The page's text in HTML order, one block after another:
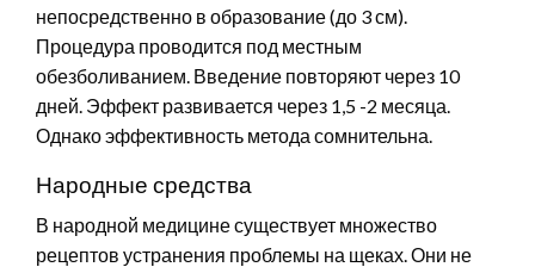
непосредственно в образование (до 3 см).
Процедура проводится под местным
обезболиванием. Введение повторяют через 10
дней. Эффект развивается через 1,5 -2 месяца.
Однако эффективность метода сомнительна.
Народные средства
В народной медицине существует множество
рецептов устранения проблемы на щеках. Они не